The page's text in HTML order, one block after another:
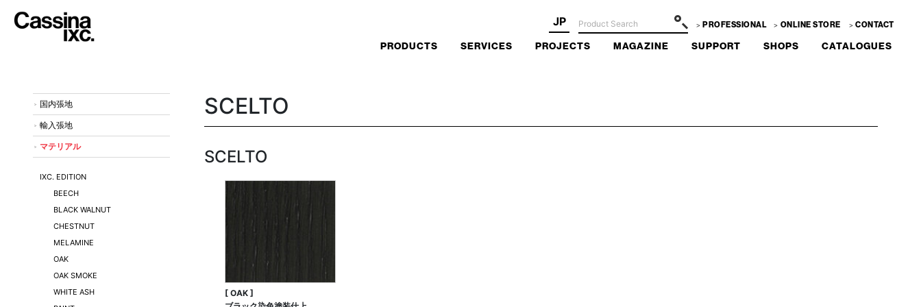
JP PROFESSIONAL ONLINE STORE CONTACT
PRODUCTS SERVICES PROJECTS MAGAZINE SUPPORT SHOPS CATALOGUES
SCELTO
SCELTO
[ OAK ]
国内張地
輸入張地
マテリアル
IXC. EDITION
BEECH
BLACK WALNUT
CHESTNUT
MELAMINE
OAK
OAK SMOKE
WHITE ASH